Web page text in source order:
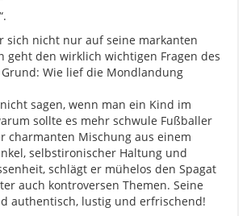
sich nicht nur auf seine markanten
geht den wirklich wichtigen Fragen des
Wie lief die Mondlandung
sagen, wenn man ein Kind im
sollte es mehr schwule Fußballer
charmanten Mischung aus einem
selbstironischer Haltung und
schlägt er mühelos den Spagat
auch kontroversen Themen. Seine
authentisch, lustig und erfrischend!